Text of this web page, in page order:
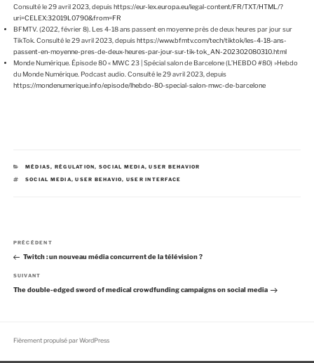
Consulté le 29 avril 2023, depuishttps://eur-lex.europa.eu/legal-content/FR/TXT/HTML/?
uri=CELEX:32019L0790&from=FR
BFMTV. (2022, février 8). Les 4-18 ans passent en moyenne près de deux heures par jour sur
TikTok. Consulté le 29 avril 2023, depuishttps://www.bfmtv.com/tech/tiktok/les-4-18-ans-
passent-en-moyenne-pres-de-deux-heures-par-jour-sur-tik-tok_AN-202302080310.html
Monde Numérique. Épisode 80 « MWC 23 | Spécial salon de Barcelone (L’HEBDO #80) »Hebdo
du Monde Numérique. Podcast audio. Consulté le 29 avril 2023, depuis
https://mondenumerique.info/episode/lhebdo-80-special-salon-mwc-de-barcelone
C
T
MÉDIAS, RÉGULATION, SOCIAL MEDIA,USER BEHAVIOR
É
E
SOCIAL MEDIA,USER BEHAVIO, USER INTERFACE
v
i
g
n
A
r
i
c
é
é
PRÉCÉDENT
Twitch : un nouveau média concurrent de la télévision ?
A
r
e
u
SUIVANT
The double-edged sword of medical crowdfunding campaigns on social media
Fièrement propulsé par WordPress